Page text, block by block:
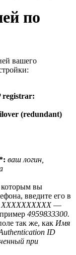
по
вашего
registrar:
(redundant)
ваш логин,
которым вы
введите его в
XXXXXXXXXX—
4959833300.
так же, как Имя
ID
при